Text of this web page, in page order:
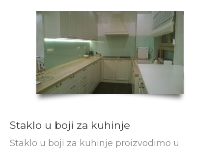
Staklo u boji za kuhinje
Staklo u boji za kuhinje proizvodimo u